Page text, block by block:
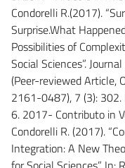
Condorelli R.(2017).
Surprise.What
Possibilities of
Social Sciences”.
(Peer-reviewed Article,
2161-0487), 7 (3):
6. 2017- Contributo in
Condorelli R. (2017).
Integration: A New